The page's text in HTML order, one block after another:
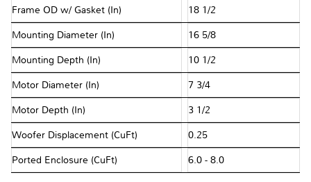
Frame OD w/ Gasket (In) 18 1/2
Mounting Diameter (In) 16 5/8
Mounting Depth (In) 10 1/2
Motor Diameter (In) 7 3/4
Motor Depth (In) 3 1/2
Woofer Displacement (CuFt) 0.25
Ported Enclosure (CuFt) 6.0 - 8.0